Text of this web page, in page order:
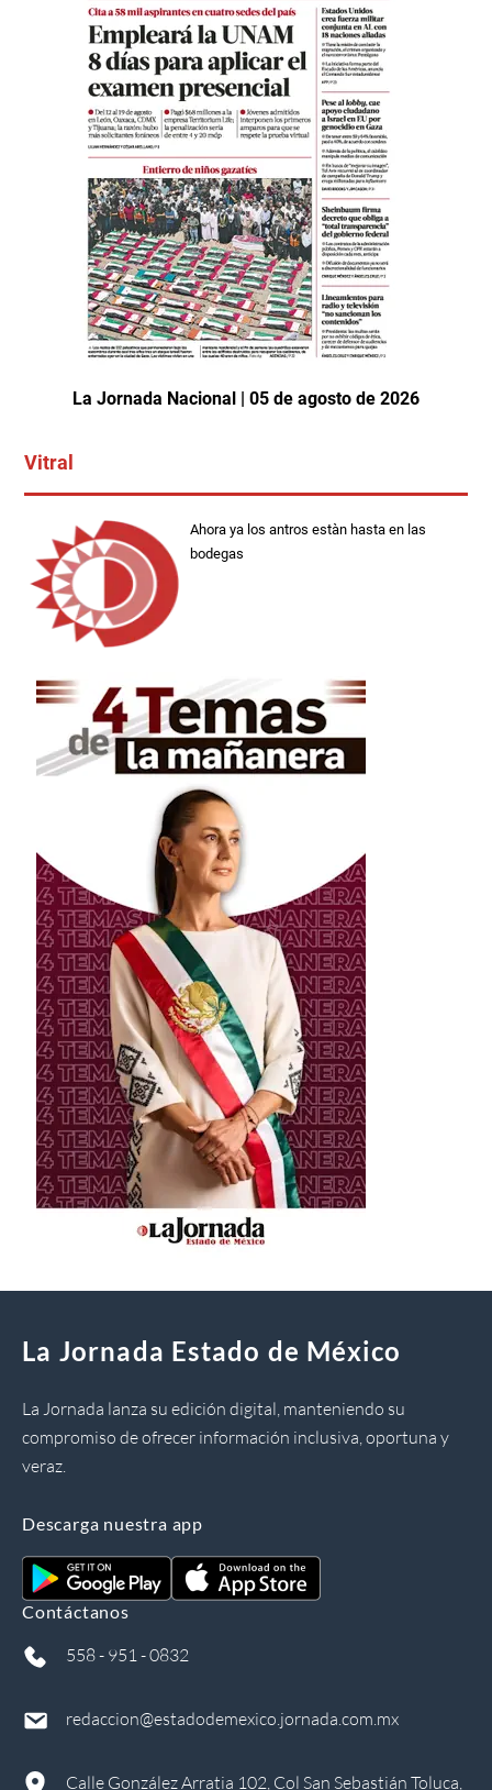
La Jornada Nacional | 05 de agosto de 2026
Vitral
Ahora ya los antros estàn hasta en las
bodegas
La Jornada Estado de México
La Jornada lanza su edición digital, manteniendo su
compromiso de ofrecer información inclusiva, oportuna y
veraz.
Descarga nuestra app
Contáctanos
558 - 951 - 0832
redaccion@estadodemexico.jornada.com.mx
Calle González Arratia 102, Col San Sebastián Toluca,